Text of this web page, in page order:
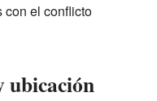
con el conflicto
ubicación